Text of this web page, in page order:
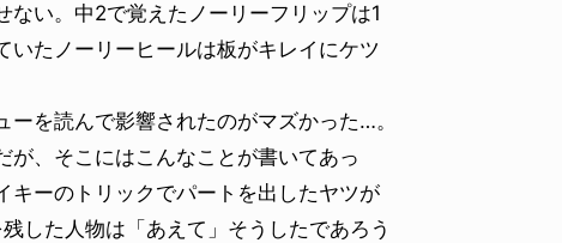
ない。中2で覚えたノーリーフリップは1
たノーリーヒールは板がキレイにケツ
を読んで影響されたのがマズかった…。
、そこにはこんなことが書いてあっ
キーのトリックでパートを出したヤツが
した人物は「あえて」そうしたであろう